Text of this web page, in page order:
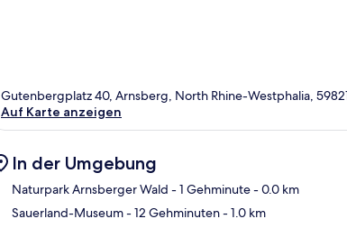
Gutenbergplatz 40, Arnsberg, North Rhine-Westphalia,
Auf Karte anzeigen
In der Umgebung
Naturpark Arnsberger Wald - 1 Gehminute- 0.0 km
Sauerland-Museum- 12 Gehminuten- 1.0 km